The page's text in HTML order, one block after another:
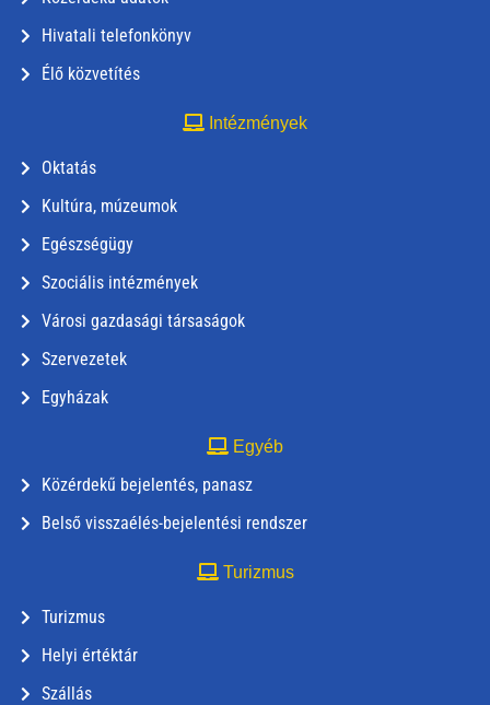
Hivatali telefonkönyv
Élő közvetítés
Intézmények
Oktatás
Kultúra, múzeumok
Egészségügy
Szociális intézmények
Városi gazdasági társaságok
Szervezetek
Egyházak
Egyéb
Közérdekű bejelentés, panasz
Belső visszaélés-bejelentési rendszer
Turizmus
Turizmus
Helyi értéktár
Szállás